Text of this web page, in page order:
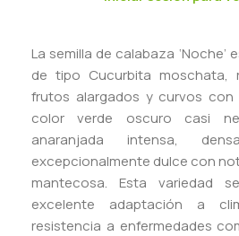
La semilla de calabaza ‘Noche’
de tipo Cucurbita moschata,
frutos alargados y curvos
color verde oscuro casi
anaranjada intensa,
excepcionalmente dulce con
mantecosa. Esta variedad
excelente adaptación a
resistencia a enfermedades